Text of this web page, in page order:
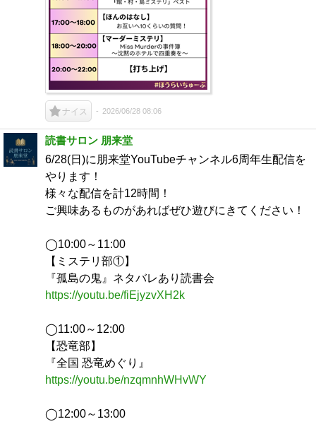
ナイス 2026/06/28 08:06
読書サロン 朋来堂
6/28(日)に朋来堂YouTubeチャンネル6周年生配信を
やります！
様々な配信を計12時間！
ご興味あるものがあればぜひ遊びにきてください！
◯10:00～11:00
【ミステリ部①】
『孤島の鬼』ネタバレあり読書会
https://youtu.be/fiEjyzvXH2k
◯11:00～12:00
【恐竜部】
『全国 恐竜めぐり』
https://youtu.be/nzqmnhWHvWY
◯12:00～13:00